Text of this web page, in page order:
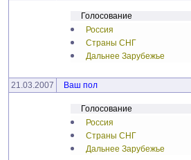
Голосование
Россия
Страны СНГ
Дальнее Зарубежье
21.03.2007 Ваш пол
Голосование
Россия
Страны СНГ
Дальнее Зарубежье